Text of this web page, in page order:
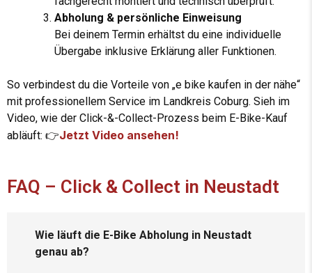
Abholung & persönliche Einweisung
Bei deinem Termin erhältst du eine individuelle
Übergabe inklusive Erklärung aller Funktionen.
So verbindest du die Vorteile von „e bike kaufen in der nähe“
mit professionellem Service im Landkreis Coburg. Sieh im
Video, wie der Click-&-Collect-Prozess beim E-Bike-Kauf
abläuft: 👉Jetzt Video ansehen!
FAQ – Click & Collect in Neustadt
Wie läuft die E-Bike Abholung in Neustadt
genau ab?